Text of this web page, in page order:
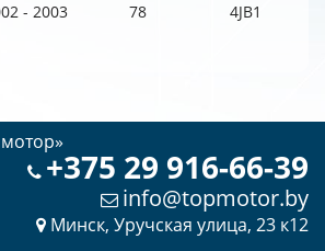
- 2003 78 4JB1
+375 29 916-66-39
info@topmotor.by
Минск, Уручская улица, 23 к12